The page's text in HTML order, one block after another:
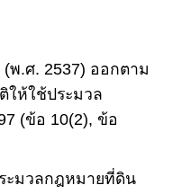
พ.ศ. 2537) ออกตาม
ห้ใช้ประมวล
(ข้อ 10(2), ข้อ
ะมวลกฎหมายที่ดิน